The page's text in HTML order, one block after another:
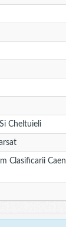
Cheltuieli
Clasificarii Caen